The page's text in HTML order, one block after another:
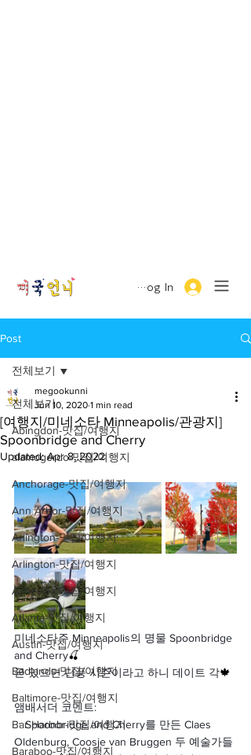
Log In
Post
전체보기
Abingdon-맛집/여행지
alamogordo-맛집/여행지
Anchorage-맛집/여행지
Ann Arbor-맛집/여행지
Arlington-맛집/여행지
Arlington-맛집/여행지
Asheville-맛집/여행지
Atlanta-맛집/여행지
Austin-맛집/여행지
Badlands-맛집/여행지
Baltimore-맛집/여행지
Bar Harbor-맛집/여행지
Baraboo-맛집/여행지
전체보기
[여행지/미네소타 Minneapolis/관광지]
Spoonbridge and Cherry
megookunni
Jun 10, 2020 1 min read
Updated:Apr 8, 2022
미네소타주 Minneapolis의 명물 Spoonbridge
and Cherry🍒
곧 있으면 단풍 시즌이라고 하니 데이트 각🍁
앰배서더 코멘트:
ㆍSpoonbridge and Cherry를 만든 Claes
Oldenburg, Coosje van Bruggen 두 예술가들